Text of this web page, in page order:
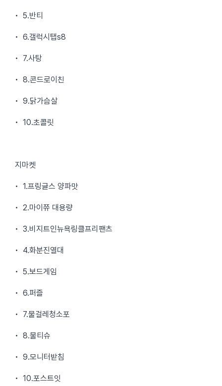
• 5.반티
• 6.갤럭시탭s8
• 7.사탕
• 8.콘드로이친
• 9.닭가슴살
• 10.초콜릿
지마켓
• 1.프링글스 양파맛
• 2.마이쮸 대용량
• 3.비지트인뉴욕링클프리팬츠
• 4.화분진열대
• 5.보드게임
• 6.퍼즐
• 7.물걸레청소포
• 8.물티슈
• 9.모니터받침
• 10.포스트잇